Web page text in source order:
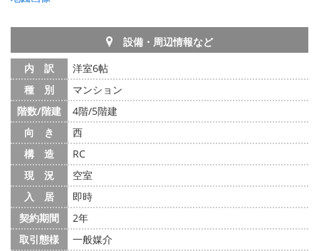
設備・周辺情報など
内 訳
洋室6帖
種 別
マンション
階数/階建
4階/5階建
向 き
西
構 造
RC
現 況
空室
入 居
即時
契約期間
2年
取引態様
一般媒介